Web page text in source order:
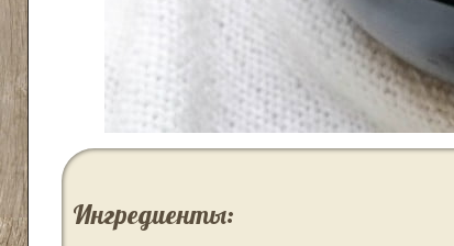
Ингредиенты: